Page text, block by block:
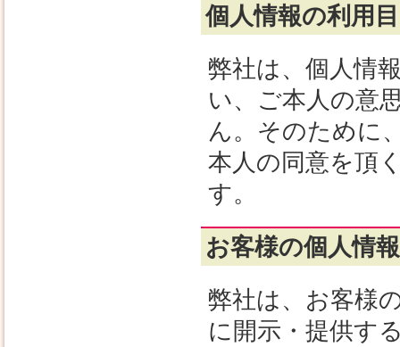
個人情報の利用
弊社は、個人情
い、ご本人の意
ん。そのために
本人の同意を頂
す。
お客様の個人情
弊社は、お客様
に開示・提供す